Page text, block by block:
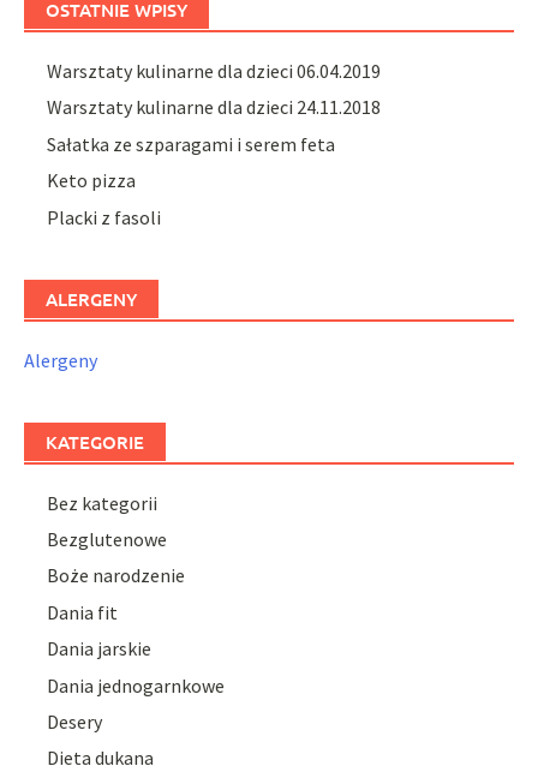
OSTATNIE WPISY
Warsztaty kulinarne dla dzieci 06.04.2019
Warsztaty kulinarne dla dzieci 24.11.2018
Sałatka ze szparagami i serem feta
Keto pizza
Placki z fasoli
ALERGENY
Alergeny
KATEGORIE
Bez kategorii
Bezglutenowe
Boże narodzenie
Dania fit
Dania jarskie
Dania jednogarnkowe
Desery
Dieta dukana